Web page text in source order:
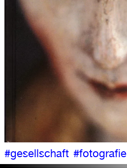
#gesellschaft #fotografie